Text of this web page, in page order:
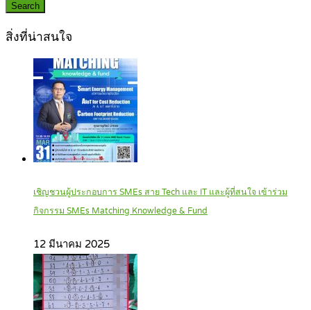
Search
สิ่งที่น่าสนใจ
เชิญชวนผู้ประกอบการ SMEs สาย Tech และ IT และผู้ที่สนใจ เข้าร่วม
กิจกรรม SMEs Matching Knowledge & Fund
12 มีนาคม 2025